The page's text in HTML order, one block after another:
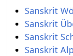
Sanskrit
Sanskrit
Sanskrit
Sanskrit